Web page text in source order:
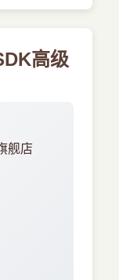
高级
舰店